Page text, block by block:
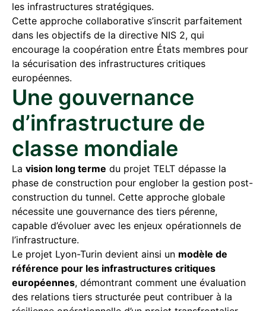
les infrastructures stratégiques.
Cette approche collaborative s’inscrit parfaitement
dans les objectifs de la directive NIS 2, qui
encourage la coopération entre États membres pour
la sécurisation des infrastructures critiques
européennes.
Une gouvernance
d’infrastructure de
classe mondiale
La vision long terme du projet TELT dépasse la
phase de construction pour englober la gestion post-
construction du tunnel. Cette approche globale
nécessite une gouvernance des tiers pérenne,
capable d’évoluer avec les enjeux opérationnels de
l’infrastructure.
Le projet Lyon-Turin devient ainsi un modèle de
référence pour les infrastructures critiques
européennes, démontrant comment une évaluation
des relations tiers structurée peut contribuer à la